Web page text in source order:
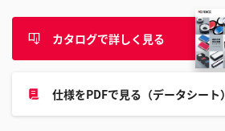
カタログで詳しく見る
仕様をPDFで見る（データシート）